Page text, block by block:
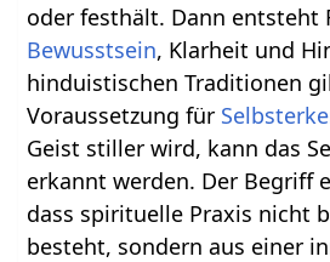
oder festhält. Dann entsteht
Bewusstsein, Klarheit und
hinduistischen Traditionen
Voraussetzung für
Geist stiller wird, kann das
erkannt werden. Der Begriff
dass spirituelle Praxis nicht
besteht, sondern aus einer